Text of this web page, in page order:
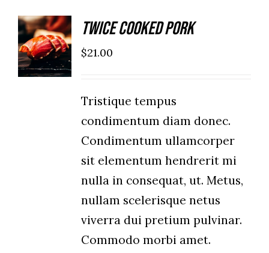
ADD TO
CART
/
DETAILS
Twice Cooked Pork
$21.00
Tristique tempus
condimentum diam donec.
Condimentum ullamcorper
sit elementum hendrerit mi
nulla in consequat, ut. Metus,
nullam scelerisque netus
viverra dui pretium pulvinar.
Commodo morbi amet.